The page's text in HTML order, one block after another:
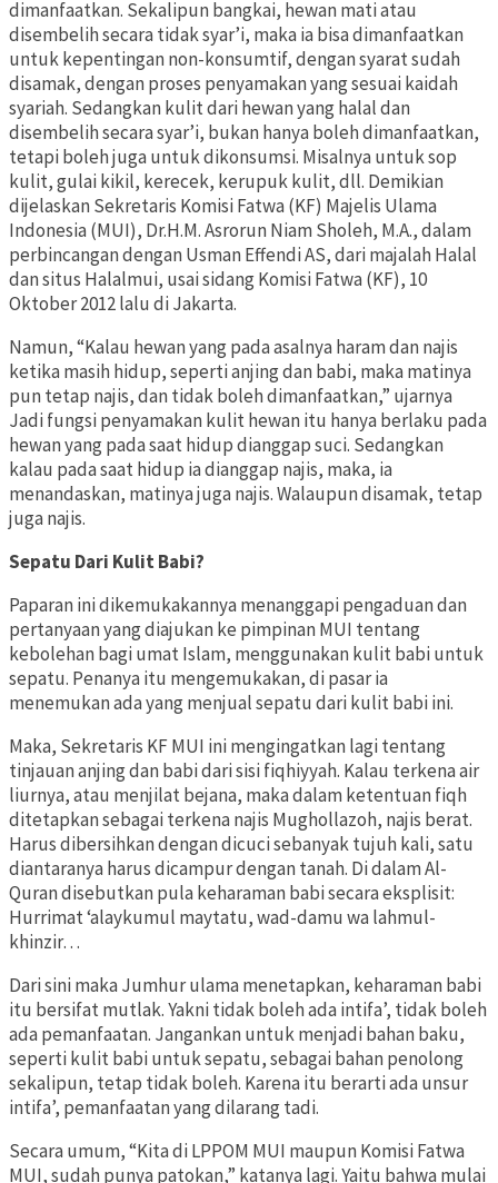
dimanfaatkan. Sekalipun bangkai, hewan mati atau
disembelih secara tidak syar’i, maka ia bisa dimanfaatkan
untuk kepentingan non-konsumtif, dengan syarat sudah
disamak, dengan proses penyamakan yang sesuai kaidah
syariah. Sedangkan kulit dari hewan yang halal dan
disembelih secara syar’i, bukan hanya boleh dimanfaatkan,
tetapi boleh juga untuk dikonsumsi. Misalnya untuk sop
kulit, gulai kikil, kerecek, kerupuk kulit, dll. Demikian
dijelaskan Sekretaris Komisi Fatwa (KF) Majelis Ulama
Indonesia (MUI), Dr.H.M. Asrorun Niam Sholeh, M.A., dalam
perbincangan dengan Usman Effendi AS, dari majalah Halal
dan situs Halalmui, usai sidang Komisi Fatwa (KF), 10
Oktober 2012 lalu di Jakarta.
Namun, “Kalau hewan yang pada asalnya haram dan najis
ketika masih hidup, seperti anjing dan babi, maka matinya
pun tetap najis, dan tidak boleh dimanfaatkan,” ujarnya
Jadi fungsi penyamakan kulit hewan itu hanya berlaku pada
hewan yang pada saat hidup dianggap suci. Sedangkan
kalau pada saat hidup ia dianggap najis, maka, ia
menandaskan, matinya juga najis. Walaupun disamak, tetap
juga najis.
Sepatu Dari Kulit Babi?
Paparan ini dikemukakannya menanggapi pengaduan dan
pertanyaan yang diajukan ke pimpinan MUI tentang
kebolehan bagi umat Islam, menggunakan kulit babi untuk
sepatu. Penanya itu mengemukakan, di pasar ia
menemukan ada yang menjual sepatu dari kulit babi ini.
Maka, Sekretaris KF MUI ini mengingatkan lagi tentang
tinjauan anjing dan babi dari sisi fiqhiyyah. Kalau terkena air
liurnya, atau menjilat bejana, maka dalam ketentuan fiqh
ditetapkan sebagai terkena najis Mughollazoh, najis berat.
Harus dibersihkan dengan dicuci sebanyak tujuh kali, satu
diantaranya harus dicampur dengan tanah. Di dalam Al-
Quran disebutkan pula keharaman babi secara eksplisit:
Hurrimat ‘alaykumul maytatu, wad-damu wa lahmul-
khinzir…
Dari sini maka Jumhur ulama menetapkan, keharaman babi
itu bersifat mutlak. Yakni tidak boleh ada intifa’, tidak boleh
ada pemanfaatan. Jangankan untuk menjadi bahan baku,
seperti kulit babi untuk sepatu, sebagai bahan penolong
sekalipun, tetap tidak boleh. Karena itu berarti ada unsur
intifa’, pemanfaatan yang dilarang tadi.
Secara umum, “Kita di LPPOM MUI maupun Komisi Fatwa
MUI, sudah punya patokan,” katanya lagi. Yaitu bahwa mulai